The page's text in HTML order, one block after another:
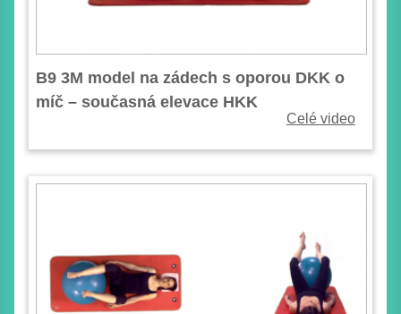
B9 3M model na zádech s oporou DKK o
míč – současná elevace HKK
Celé video